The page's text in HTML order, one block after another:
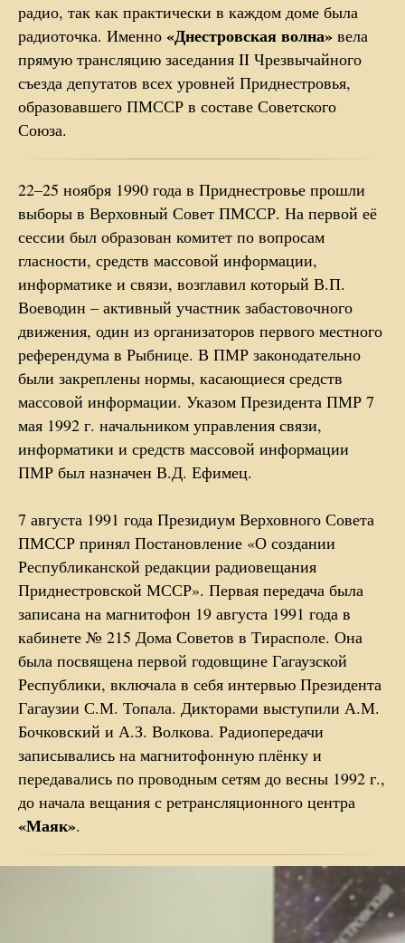
радио, так как практически в каждом доме была
радиоточка. Именно «Днестровская волна» вела
прямую трансляцию заседания II Чрезвычайного
съезда депутатов всех уровней Приднестровья,
образовавшего ПМССР в составе Советского
Союза.
22–25 ноября 1990 года в Приднестровье прошли
выборы в Верховный Совет ПМССР. На первой её
сессии был образован комитет по вопросам
гласности, средств массовой информации,
информатике и связи, возглавил который В.П.
Воеводин – активный участник забастовочного
движения, один из организаторов первого местного
референдума в Рыбнице. В ПМР законодательно
были закреплены нормы, касающиеся средств
массовой информации. Указом Президента ПМР 7
мая 1992 г. начальником управления связи,
информатики и средств массовой информации
ПМР был назначен В.Д. Ефимец.
7 августа 1991 года Президиум Верховного Совета
ПМССР принял Постановление «О создании
Республиканской редакции радиовещания
Приднестровской МССР». Первая передача была
записана на магнитофон 19 августа 1991 года в
кабинете № 215 Дома Советов в Тирасполе. Она
была посвящена первой годовщине Гагаузской
Республики, включала в себя интервью Президента
Гагаузии С.М. Топала. Дикторами выступили А.М.
Бочковский и А.З. Волкова. Радиопередачи
записывались на магнитофонную плёнку и
передавались по проводным сетям до весны 1992 г.,
до начала вещания с ретрансляционного центра
«Маяк».